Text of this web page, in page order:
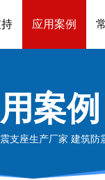
应用案例
案例
支座生产厂家 建筑